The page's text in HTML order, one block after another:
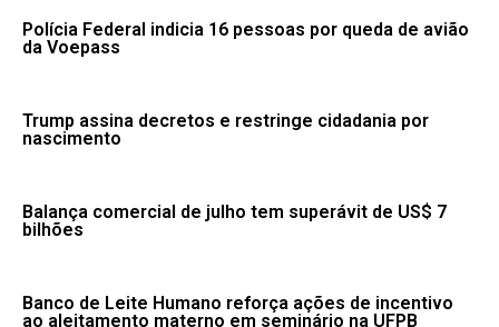
Polícia Federal indicia 16 pessoas por queda de avião
da Voepass
Trump assina decretos e restringe cidadania por
nascimento
Balança comercial de julho tem superávit de US$ 7
bilhões
Banco de Leite Humano reforça ações de incentivo
ao aleitamento materno em seminário na UFPB